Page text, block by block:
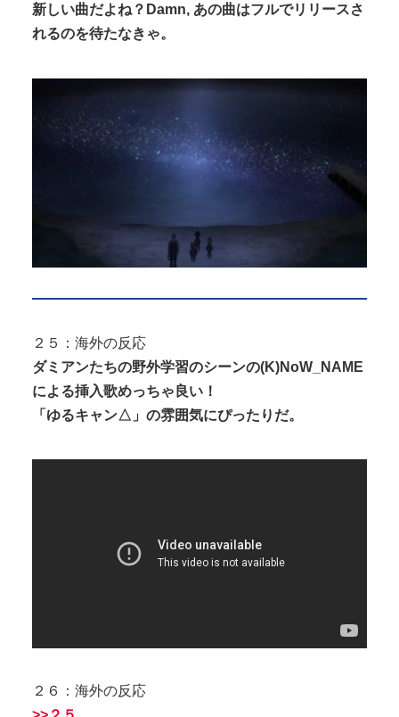
新しい曲だよね？Damn, あの曲はフルでリリースさ
れるのを待たなきゃ。
２５：海外の反応
ダミアンたちの野外学習のシーンの(K)NoW_NAME
による挿入歌めっちゃ良い！
「ゆるキャン△」の雰囲気にぴったりだ。
２６：海外の反応